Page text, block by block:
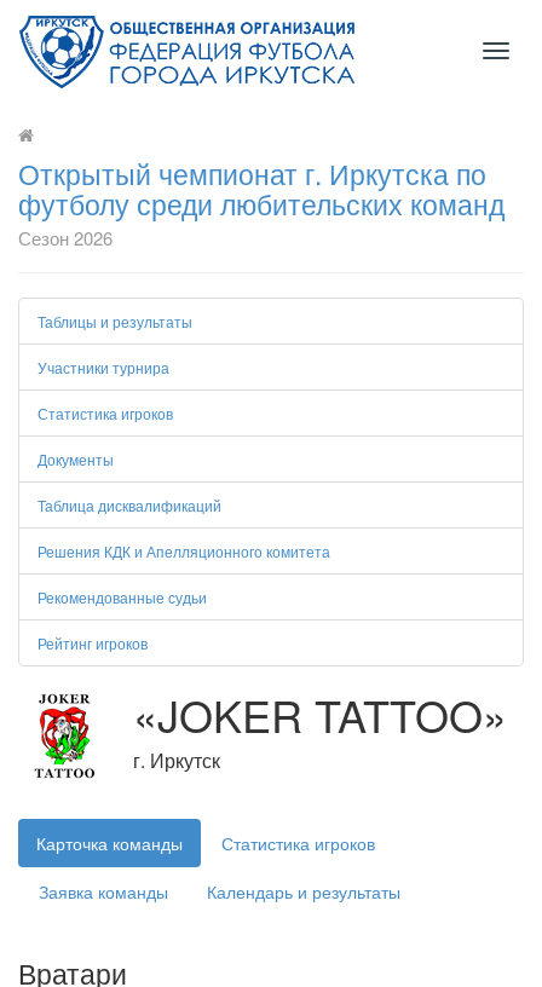
Открытый чемпионат г. Иркутска по
футболу среди любительских команд
Сезон 2026
Таблицы и результаты
Участники турнира
Статистика игроков
Документы
Таблица дисквалификаций
Решения КДК и Апелляционного комитета
Рекомендованные судьи
Рейтинг игроков
«JOKER TATTOO»
г. Иркутск
Карточка команды
Статистика игроков
Заявка команды
Календарь и результаты
Вратари